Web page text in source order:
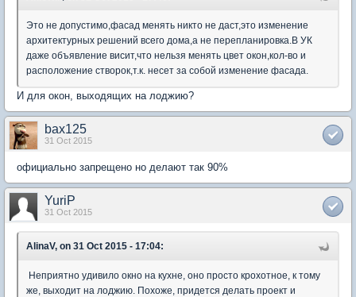
Это не допустимо,фасад менять никто не даст,это изменение
архитектурных решений всего дома,а не перепланировка.В УК
даже объявление висит,что нельзя менять цвет окон,кол-во и
расположение створок,т.к. несет за собой изменение фасада.
И для окон, выходящих на лоджию?
bax125
31 Oct 2015
официально запрещено но делают так 90%
YuriP
31 Oct 2015
AlinaV, on 31 Oct 2015 - 17:04:
Неприятно удивило окно на кухне, оно просто крохотное, к тому
же, выходит на лоджию. Похоже, придется делать проект и